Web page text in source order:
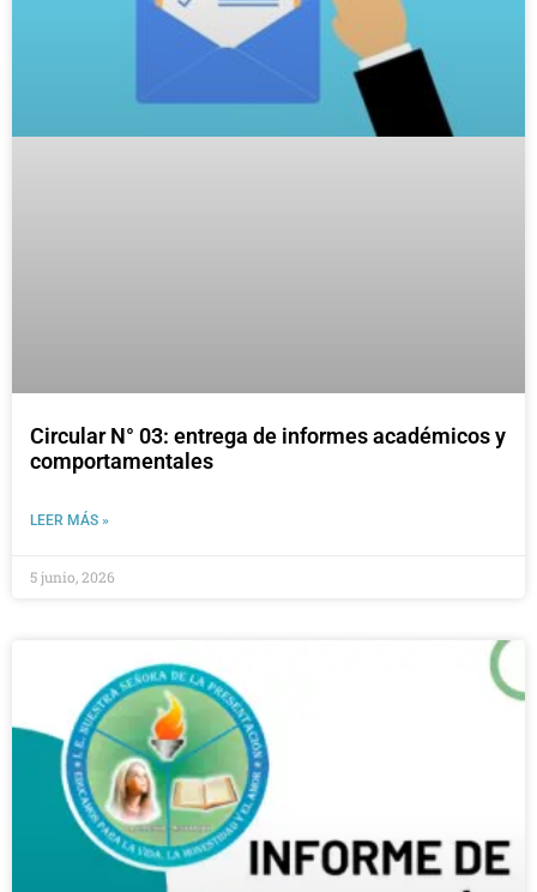
Circular N° 03: entrega de informes académicos y
comportamentales
LEER MÁS »
5 junio, 2026